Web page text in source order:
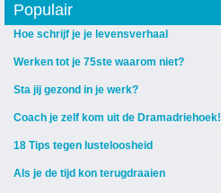
Populair
Hoe schrijf je je levensverhaal
Werken tot je 75ste waarom niet?
Sta jij gezond in je werk?
Coach je zelf kom uit de Dramadriehoek!
18 Tips tegen lusteloosheid
Als je de tijd kon terugdraaien